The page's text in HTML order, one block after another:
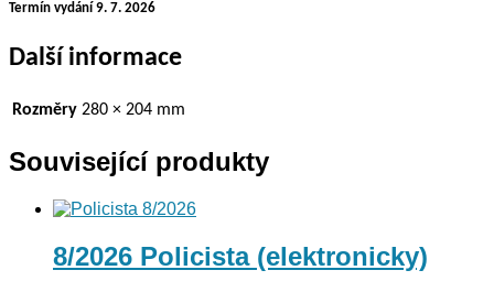
Termín vydání 9. 7. 2026
Další informace
Rozměry 280 × 204 mm
Související produkty
8/2026 Policista (elektronicky)